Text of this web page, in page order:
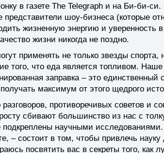
в газете The Telegraph и на Би-би-
представители шоу-бизнеса (которые
жизненную энергию и уверенность
жизни никогда не поздно.
применять не только звезды
того, что еда является топливом. Наше
заправка – это
максимум от этого щедрого
противоречивых советов и
сбивают большинство из нас с
подкреплены научными
– состоит в том, чтобы привлечь
посвятить вас в секреты того, как